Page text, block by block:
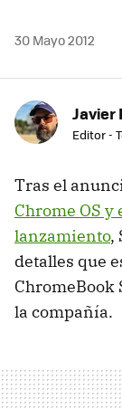
30 Mayo 2012
Javier
Editor -
Tras el
Chrome OS
lanzamiento,
detalles que
ChromeBook
la compañía.